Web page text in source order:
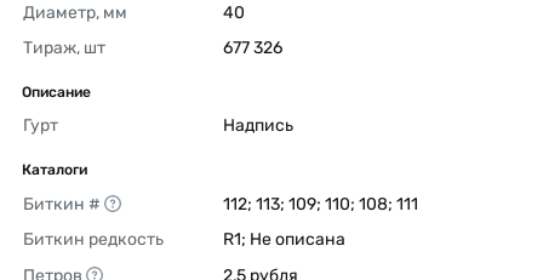
Диаметр, мм
40
Тираж, шт
677 326
Описание
Гурт Надпись
Каталоги
Биткин #
112; 113; 109; 110; 108; 111
Биткин редкость
R1; Не описана
Петров
2,5 рубля